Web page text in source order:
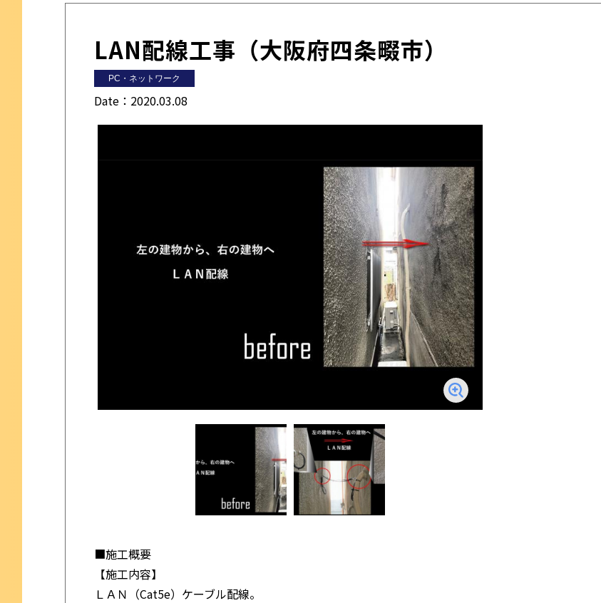
LAN配線工事（大阪府四条畷市）
PC・ネットワーク
Date： 2020.03.08
■施工概要
【施工内容】
ＬＡＮ（Cat5e）ケーブル配線。